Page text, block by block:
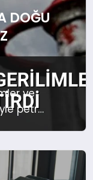
DOĞU
ve
petrol